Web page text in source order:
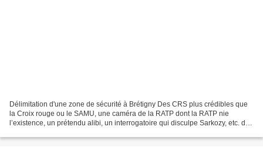
Délimitation d'une zone de sécurité à Brétigny Des CRS plus crédibles que
la Croix rouge ou le SAMU, une caméra de la RATP dont la RATP nie
l’existence, un prétendu alibi, un interrogatoire qui disculpe Sarkozy, etc. des